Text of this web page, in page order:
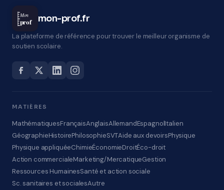
Mon
prof mon-prof.fr
La plateforme de référence pour trouver le meilleur organisme de
soutien scolaire.
MATIÈRES
MathématiquesFrançaisAnglaisAllemandEspagnolItalien
GéographieHistoirePhilosophieSVTAide aux devoirsPhysique
Physique appliquéeChimieÉconomieDroitÉco-droit
Action commercialeMarketing/MercatiqueGestion
Ressources HumainesSanté et action sociale
Sc. sanitaires et socialesAutre